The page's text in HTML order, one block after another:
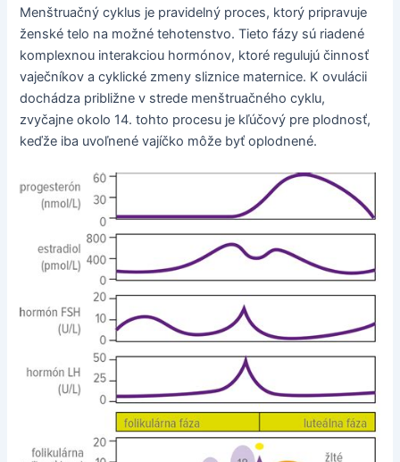
Menštruačný cyklus je pravidelný proces, ktorý pripravuje
ženské telo na možné tehotenstvo. Tieto fázy sú riadené
komplexnou interakciou hormónov, ktoré regulujú činnosť
vaječníkov a cyklické zmeny sliznice maternice. K ovulácii
dochádza približne v strede menštruačného cyklu,
zvyčajne okolo 14. tohto procesu je kľúčový pre plodnosť,
keďže iba uvoľnené vajíčko môže byť oplodnené.